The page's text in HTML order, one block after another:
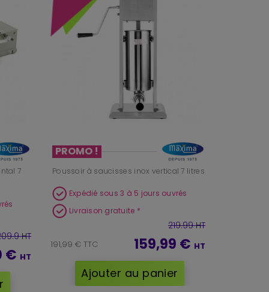
7
HT
€ HT
PROMO !
Poussoir à saucisses inox vertical 7 litres
Expédié sous 3 à 5 jours ouvrés
Livraison gratuite *
191,99 € TTC
219.99 HT
159,99 € HT
Ajouter au panier